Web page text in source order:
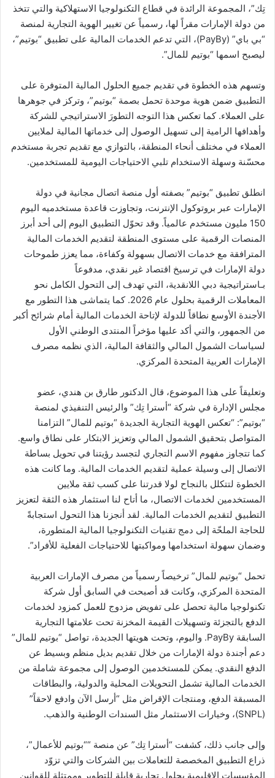
ي
ا
تِك”، المجموعة الرائدة في قطاع التكنولوجيا الاستهلاكية والتي تتخذ
من دولة الإمارات مقراً لها، رسمياً عن تغيير الهوية التجارية لمنصة
“بي باي” (PayBy)، التي تدعم الخدمات المالية على تطبيق “بوتيم”،
ليصبح اسمها “بوتيم للمال”.
وتسهم هذه الخطوة في تقديم جميع الحلول المالية المتوفرة على
التطبيق ضمن هوية موحدة تحمل بصمة “بوتيم”، وتركز في جوهرها
على العملاء. كما تعكس هذا التوجه التطورَ الاستراتيجي للشركة
وأهدافها الرامية إلى تسهيل الوصول إلى خدماتها المالية لملايين
العملاء في مختلف أنحاء المنطقة، بالتوازي مع تقديم تجربة مستخدم
محسّنة وسهلة الاستخدام تلبي الاحتياجات اليومية للمستخدمين.
انطلق تطبيق “بوتيم” بصفته أول منصة اتصال مجانية في دولة
الإمارات عبر بروتوكول الإنترنت، وتجاوزت قاعدة مستخدميه اليوم
150 مليون مستخدم عالمياً. وقد تحوّل التطبيق اليوم إلى أحد أبرز
المنصات الرقمية على مستوى المنطقة لتقديم الخدمات المالية
المترافقة مع خدمات الاتصال بسهولة وكفاءة، مما يعزز طموحات
دولة الإمارات في ترسيخ اقتصاد غير نقدي، مدفوعاً
بـاستراتيجية دبي اللانقدية، التي تهدف إلى التحول الكامل نحو
المعاملات الرقمية بحلول عام 2026. كما يتماشى هذا التطور مع
الأجندة الأوسع نطاقاً للدولة لإتاحة الخدمات المالية أمام شرائح أكبر
من الجمهور، والتي أكد عليها مؤخراً المنتدى الوطني الأول
لسياسات الشمول المالي والثقافة المالية، الذي نظمه مصرف
الإمارات العربية المتحدة المركزي.
وتعليقاً على هذا الموضوع، قال الدكتور طارق بن هندي، عضو
مجلس الإدارة في شركة “أسترا تِك” والرئيس التنفيذي لمنصة
“بوتيم”: “تعكس الهوية التجارية الجديدة “بوتيم للمال” التزامنا
المتواصل بتحقيق الشمول المالي وتعزيز الابتكار على نطاق واسع.
كما تتجاوز مفهوم الاسم التجاري لتجسد رؤيتنا في تحويل بساطة
الاتصال إلى وسيلة عملية لتقديم الخدمات المالية. وما كانت هذه
الخطوة لتتكلل بالنجاح لولا قدرتنا على كسب ثقة ملايين
المستخدمين لخدمات الاتصال، ما أتاح لنا استثمار هذه الثقة لتعزيز
التطبيق لتقديم الخدمات المالية. لقد أنجزنا هذا التحول استجابةً
للحاجة الملحّة إلى دمج تقنيات التكنولوجيا المالية المتطورة،
وضمان سهولة استخدامها ومواكبتها للاحتياجات الفعلية للأفراد”.
تحمل “بوتيم للمال” ترخيصاً رسمياً من مصرف الإمارات العربية
المتحدة المركزي، وكانت قد أصبحت في السابق أول شركة
تكنولوجيا مالية تحصل على تفويض مزدوج للعمل كمزود لخدمات
الدفع بالتجزئة وتسهيلات القيمة المخزنة تحت علامتها التجارية
السابقة PayBy. واليوم، وتحت هويتها الجديدة، تواصل “بوتيم للمال”
دعم أجندة دولة الإمارات من خلال تقديم بديل منظم وبسيط عن
الدفع النقدي. يمكن للمستخدمين الوصول إلى مجموعة شاملة من
الخدمات المالية تشمل التحويلات المحلية والدولية، والبطاقات
المسبقة الدفع، ومنتجات الإقراض مثل “أرسل الآن وادفع لاحقاً”
(SNPL)، وخيارات الاستثمار مثل السندات الوطنية والذهب.
وإلى جانب ذلك، كشفت “أسترا تِك” عن منصة ““بوتيم للأعمال”،
ذراع التطبيق المخصصة للتعاملات بين الشركات والتي تزوّد
المؤسسات الإقليمية بحلول تجارية قابلة للتطوير وممتثلة للقوانين